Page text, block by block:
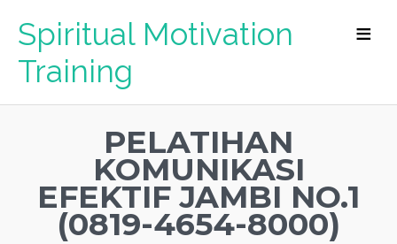
Spiritual Motivation
Training
PELATIHAN
KOMUNIKASI
EFEKTIF JAMBI NO.1
(0819-4654-8000)